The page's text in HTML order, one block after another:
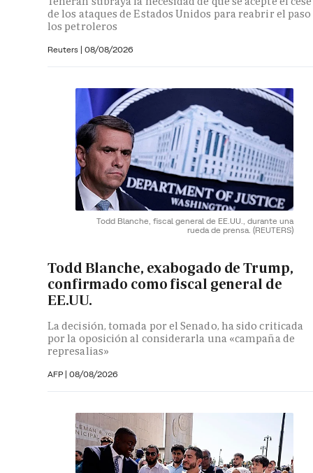
de los ataques de Estados Unidos para reabrir el paso
los petroleros
Reuters | 08/08/2026
Todd Blanche, fiscal general de EE.UU., durante una
rueda de prensa. (REUTERS)
Todd Blanche, exabogado de Trump,
confirmado como fiscal general de
EE.UU.
La decisión, tomada por el Senado, ha sido criticada
por la oposición al considerarla una «campaña de
represalias»
AFP | 08/08/2026